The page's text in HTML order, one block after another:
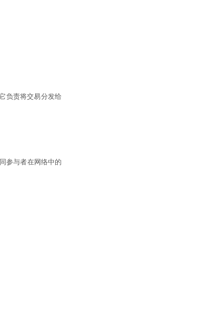
负责将交易分发给
参与者在网络中的